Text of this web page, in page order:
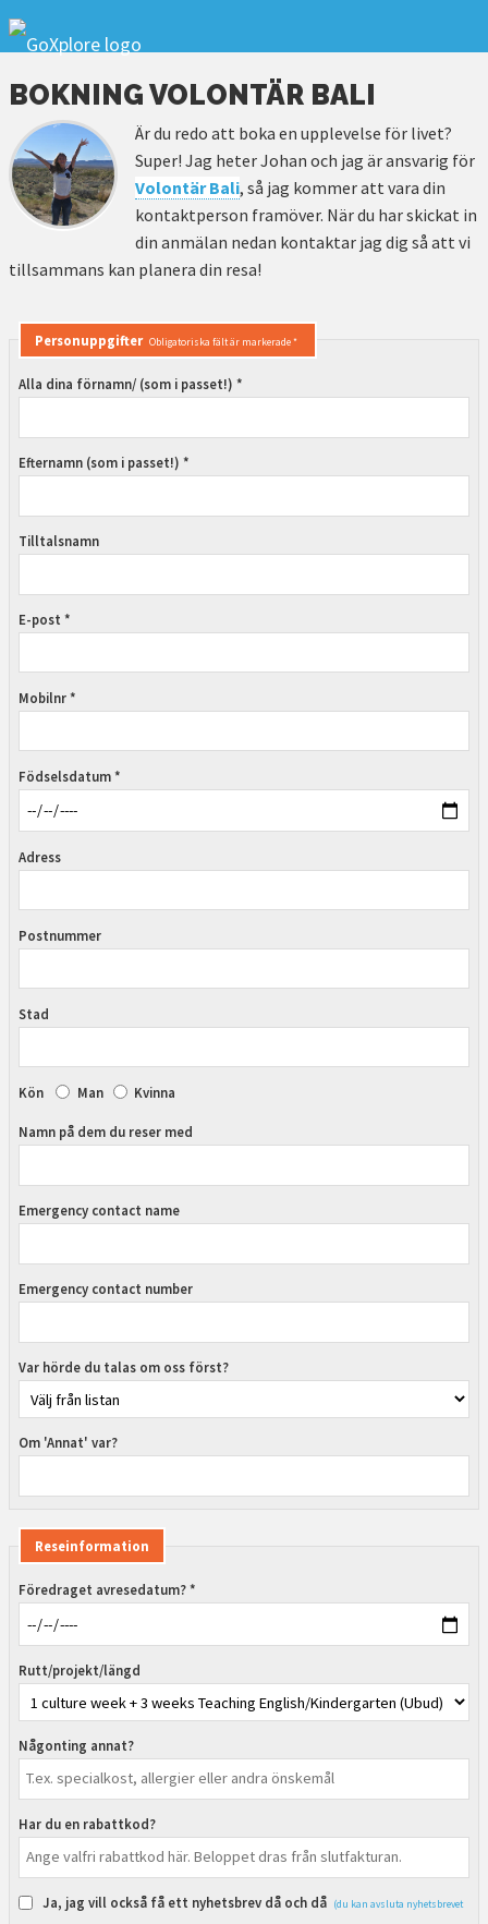
BOKNING VOLONTÄR BALI
Är du redo att boka en upplevelse för livet?
Super! Jag heter Johan och jag är ansvarig för
Volontär Bali, så jag kommer att vara din
kontaktperson framöver. När du har skickat in
din anmälan nedan kontaktar jag dig så att vi
tillsammans kan planera din resa!
Personuppgifter Obligatoriska fält är markerade *
Alla dina förnamn/ (som i passet!) *
Efternamn (som i passet!) *
Tilltalsnamn
E-post *
Mobilnr *
Födselsdatum *
Adress
Postnummer
Stad
Kön Man Kvinna
Namn på dem du reser med
Emergency contact name
Emergency contact number
Var hörde du talas om oss först?
Om 'Annat' var?
Reseinformation
Föredraget avresedatum? *
Rutt/projekt/längd
Någonting annat?
Har du en rabattkod?
Ja, jag vill också få ett nyhetsbrev då och då (du kan avsluta nyhetsbrevet